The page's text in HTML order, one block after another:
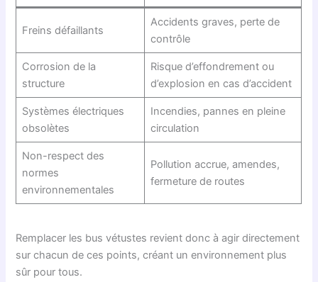
Freins défaillants
Accidents graves, perte de
contrôle
Corrosion de la
structure
Risque d’effondrement ou
d’explosion en cas d’accident
Systèmes électriques
obsolètes
Incendies, pannes en pleine
circulation
Non-respect des
normes
environnementales
Pollution accrue, amendes,
fermeture de routes
Remplacer les bus vétustes revient donc à agir directement
sur chacun de ces points, créant un environnement plus
sûr pour tous.